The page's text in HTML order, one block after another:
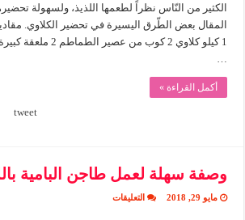
الكثير من النّاس نظراً لطعمها اللذيذ، ولسهولة
المقال بعض الطّرق اليسيرة في تحضير الكلاوي.
1 كيلو كلاوي 2 كوب من
أكمل القراءة »
tweet
وصفة سهلة لعمل طاجن البامية
مايو 29, 2018 التعليقاتعلى